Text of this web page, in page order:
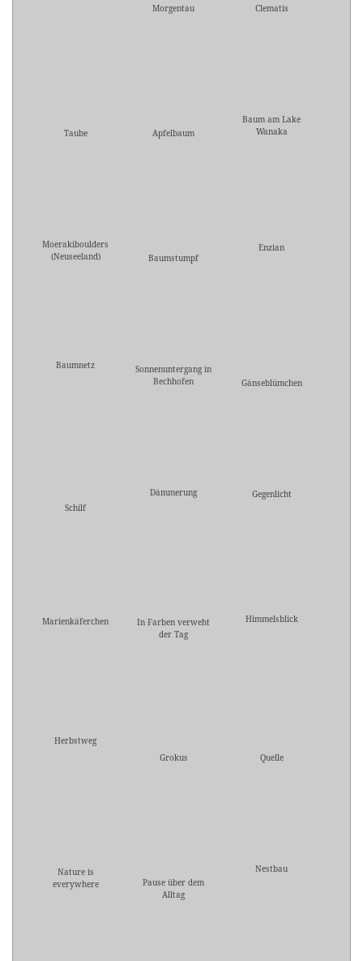
Morgentau
Clematis
Taube Apfelbaum
Baum am Lake
Wanaka
Moerakiboulders
(Neuseeland)
Baumstumpf
Enzian
Baumnetz
Sonnenuntergang in
Bechhofen
Gänseblümchen
Schilf
Dämmerung Gegenlicht
Marienkäferchen
In Farben verweht
der Tag
Himmelsblick
Herbstweg
Grokus
Quelle
Nature is
everywhere
Pause über dem
Alltag
Nestbau